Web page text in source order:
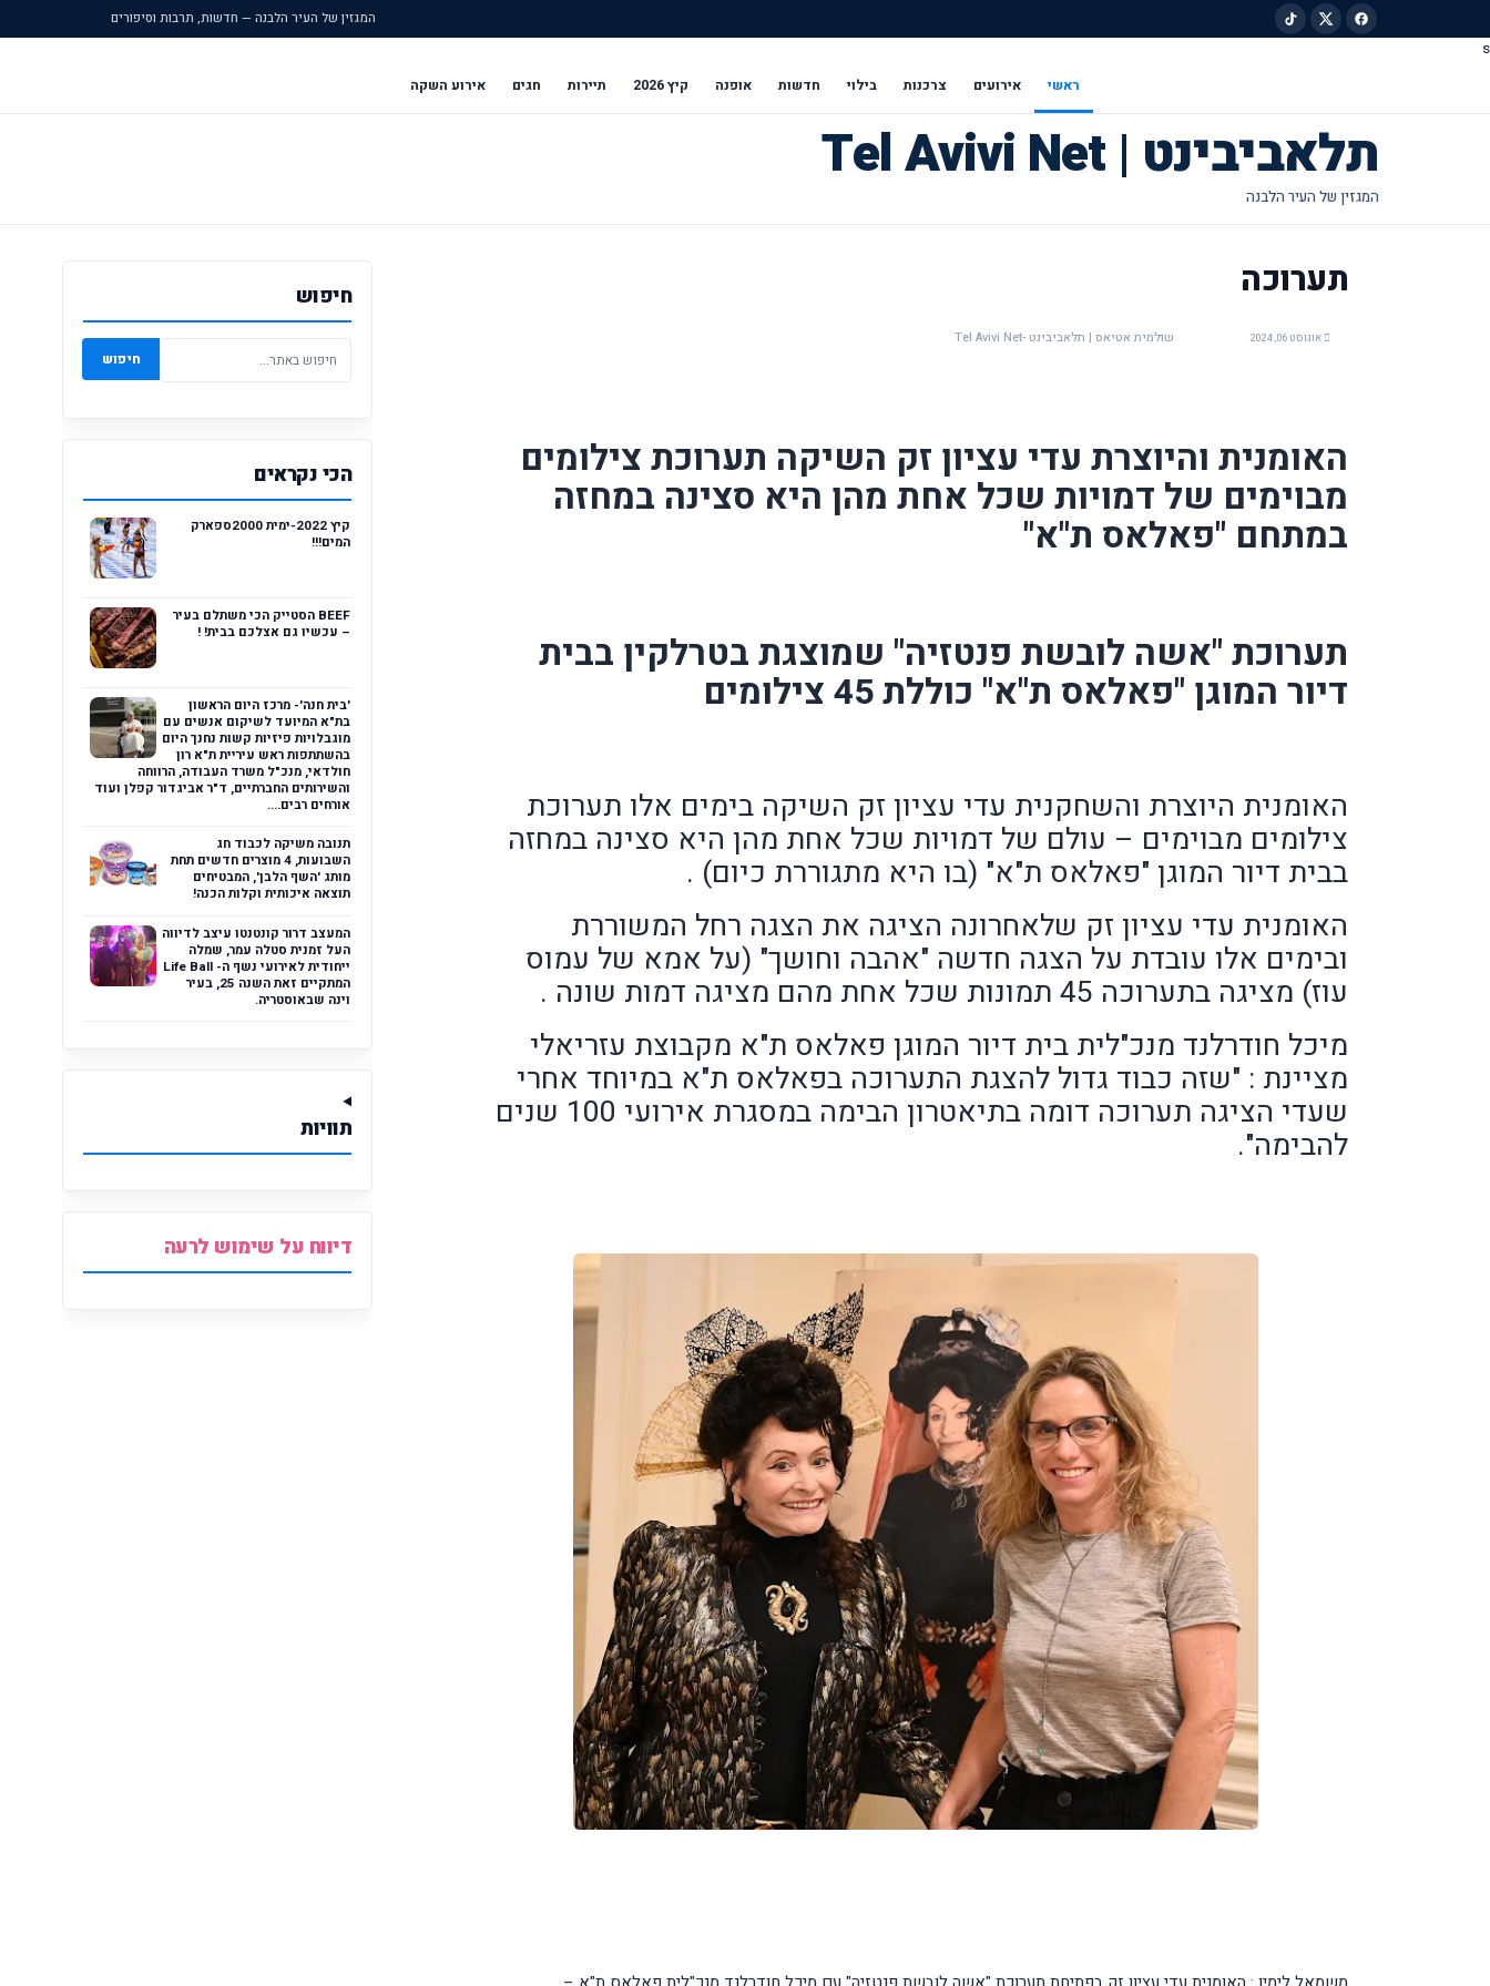
המגזין של העיר הלבנה — חדשות, תרבות וסיפורים
s
ראשי אירועים צרכנות בילוי חדשות אופנה קיץ 2026 תיירות חגים אירוע השקה
תלאביבינט | Tel Avivi Net
תערוכה
אוגוסט 06, 2024 שולמית אטיאס | תלאביבינט -Tel Avivi Net
האומנית והיוצרת עדי עציון זק השיקה תערוכת צילומים
מבוימים של דמויות שכל אחת מהן היא סצינה במחזה
במתחם "פאלאס ת"א"
תערוכת "אשה לובשת פנטזיה" שמוצגת בטרלקין בבית
דיור המוגן "פאלאס ת"א" כוללת 45 צילומים
האומנית היוצרת והשחקנית עדי עציון זק השיקה בימים אלו תערוכת
צילומים מבוימים – עולם של דמויות שכל אחת מהן היא סצינה במחזה
בבית דיור המוגן "פאלאס ת"א" (בו היא מתגוררת כיום) .
האומנית עדי עציון זק שלאחרונה הציגה את הצגה רחל המשוררת
ובימים אלו עובדת על הצגה חדשה "אהבה וחושך" (על אמא של עמוס
עוז) מציגה בתערוכה 45 תמונות שכל אחת מהם מציגה דמות שונה .
מיכל חודרלנד מנכ"לית בית דיור המוגן פאלאס ת"א מקבוצת עזריאלי
מציינת : "שזה כבוד גדול להצגת התערוכה בפאלאס ת"א במיוחד אחרי
שעדי הציגה תערוכה דומה בתיאטרון הבימה במסגרת אירועי 100 שנים
להבימה".
חיפוש
חיפוש
הכי נקראים
קיץ 2022-ימית 2000ספארק
המים!!!
BEEF הסטייק הכי משתלם בעיר
– עכשיו גם אצלכם בבית! !
'בית חנה'- מרכז היום הראשון
בת"א המיועד לשיקום אנשים עם
מוגבלויות פיזיות קשות נחנך היום
בהשתתפות ראש עיריית ת"א רון
חולדאי, מנכ"ל משרד העבודה, הרווחה
והשירותים החברתיים, ד"ר אביגדור קפלן ועוד
אורחים רבים....
תנובה משיקה לכבוד חג
השבועות, 4 מוצרים חדשים תחת
מותג 'השף הלבן', המבטיחים
תוצאה איכותית וקלות הכנה!
המעצב דרור קונטנטו עיצב לדיווה
העל זמנית סטלה עמר, שמלה
ייחודית לאירועי נשף ה- Life Ball
המתקיים זאת השנה 25, בעיר
וינה שבאוסטריה.
תוויות
דיווח על שימוש לרעה